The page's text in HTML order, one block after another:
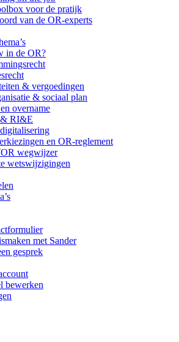
voor de pratijk
van de OR-experts
in de OR?
& vergoedingen
& sociaal plan
overname
RI&E
en OR-reglement
wegwijzer
wetswijzigingen
met Sander
gesprek
bewerken